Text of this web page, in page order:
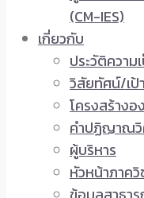
(CM-IES)
เกี่ยวกับ
ประวัติความ
วิสัยทัศน์/เ
โครงสร้างอ
คำปฏิญาณวิ
ผู้บริหาร
หัวหน้าภาควิ